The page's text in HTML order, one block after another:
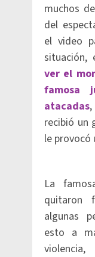
muchos
del
el video
situación,
ver el
famosa
atacadas
recibió un
le provocó
La
quitaron
algunas
esto a